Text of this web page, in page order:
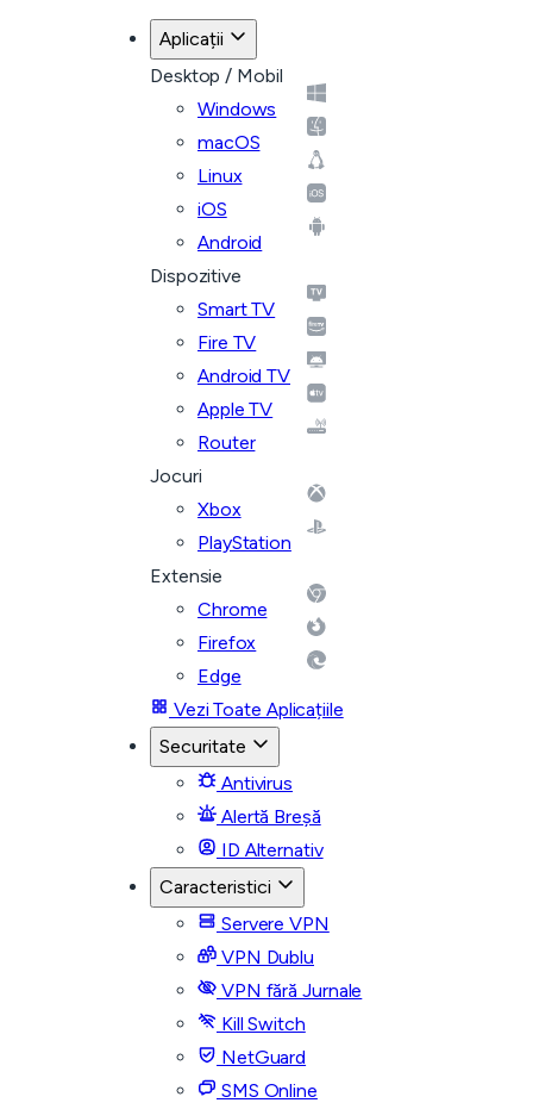
Aplicații
Desktop / Mobil
Windows
macOS
Linux
iOS
Android
Dispozitive
Smart TV
Fire TV
Android TV
Apple TV
Router
Jocuri
Xbox
PlayStation
Extensie
Chrome
Firefox
Edge
Vezi Toate Aplicațiile
Securitate
Antivirus
Alertă Breșă
ID Alternativ
Caracteristici
Servere VPN
VPN Dublu
VPN fără Jurnale
Kill Switch
NetGuard
SMS Online